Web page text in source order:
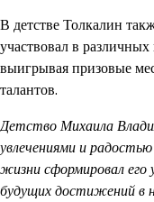
В детстве Толкалин
участвовал в
выигрывая призовые
талантов.
Детство Михаила
увлечениями и
жизни сформировал его
будущих достижений в